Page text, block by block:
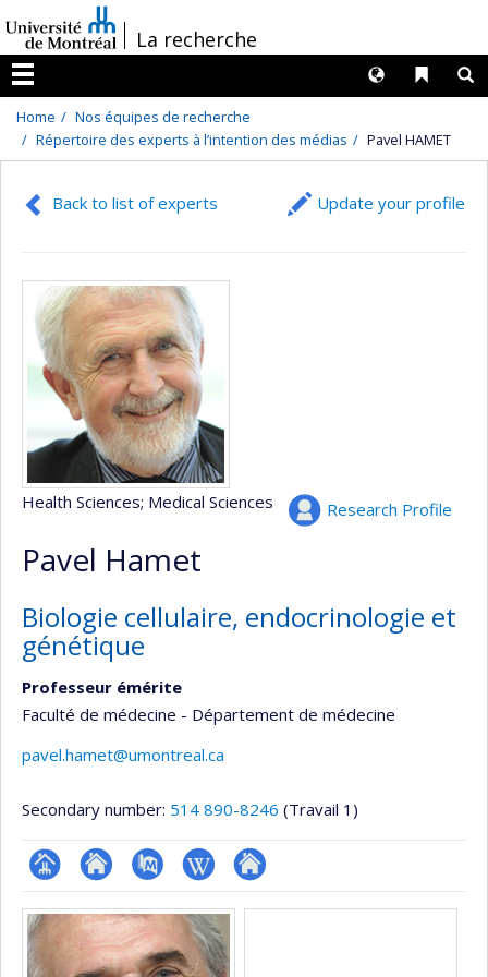
au
contenu
/La recherche
Menu
Liens
Langues
Home
Nos équipes de recherche
Répertoire des experts à l’intention des médias
Pavel HAMET
Back to list of experts Update your profile
Research Profile
Health Sciences; Medical Sciences
Pavel Hamet
Biologie cellulaire, endocrinologie et
génétique
Professeur émérite
Faculté de médecine - Département de médecine
pavel.hamet@umontreal.ca
Secondary number: 514 890-8246 (Travail 1)
Page
professionnelle
(faculté,département,école)
Site
web
de
PubMedWiki
Autre
Media